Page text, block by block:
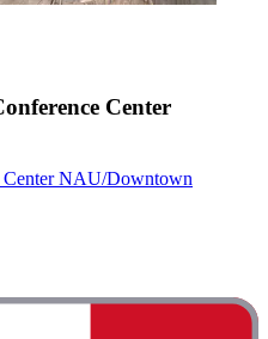
Center
Center NAU/Downtown